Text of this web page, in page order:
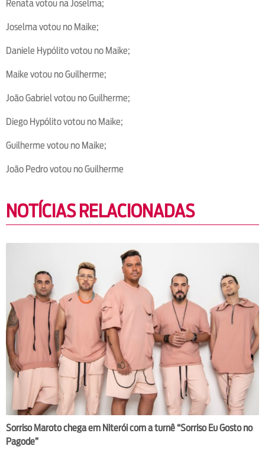
Renata votou na Joselma;
Joselma votou no Maike;
Daniele Hypólito votou no Maike;
Maike votou no Guilherme;
João Gabriel votou no Guilherme;
Diego Hypólito votou no Maike;
Guilherme votou no Maike;
João Pedro votou no Guilherme
NOTÍCIAS RELACIONADAS
Sorriso Maroto chega em Niterói com a turnê “Sorriso Eu Gosto no
Pagode”